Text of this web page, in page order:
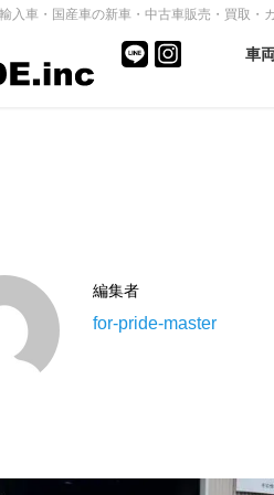
入車・国産車の新車・中古車販売・買取・
車
編集者
for-pride-master